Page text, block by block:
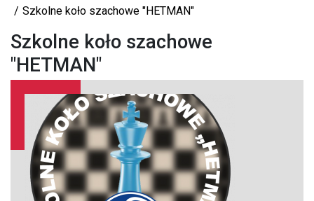
Szkolne koło szachowe "HETMAN"
Szkolne koło szachowe
"HETMAN"